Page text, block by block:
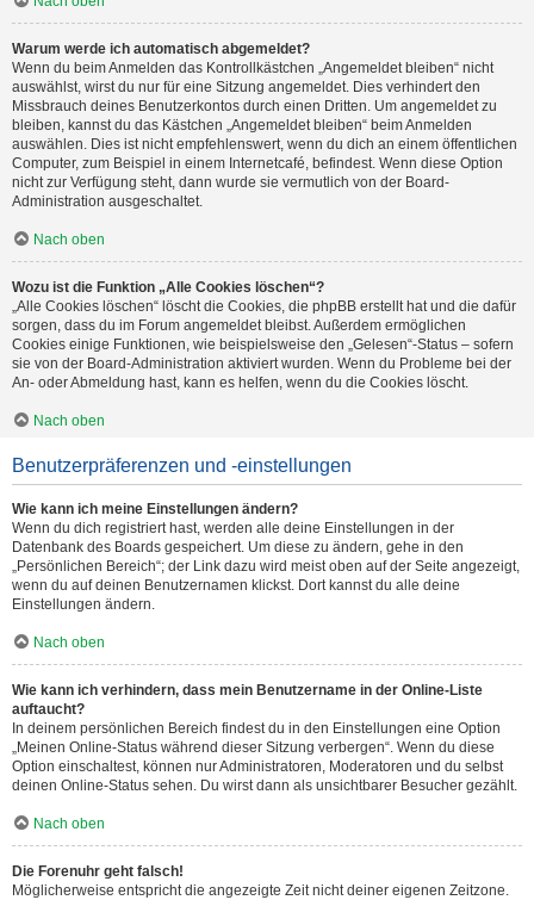
Warum werde ich automatisch abgemeldet?
Wenn du beim Anmelden das Kontrollkästchen „Angemeldet bleiben“ nicht
auswählst, wirst du nur für eine Sitzung angemeldet. Dies verhindert den
Missbrauch deines Benutzerkontos durch einen Dritten. Um angemeldet zu
bleiben, kannst du das Kästchen „Angemeldet bleiben“ beim Anmelden
auswählen. Dies ist nicht empfehlenswert, wenn du dich an einem öffentlichen
Computer, zum Beispiel in einem Internetcafé, befindest. Wenn diese Option
nicht zur Verfügung steht, dann wurde sie vermutlich von der Board-
Administration ausgeschaltet.
Nach oben
Wozu ist die Funktion „Alle Cookies löschen“?
„Alle Cookies löschen“ löscht die Cookies, die phpBB erstellt hat und die dafür
sorgen, dass du im Forum angemeldet bleibst. Außerdem ermöglichen
Cookies einige Funktionen, wie beispielsweise den „Gelesen“-Status – sofern
sie von der Board-Administration aktiviert wurden. Wenn du Probleme bei der
An- oder Abmeldung hast, kann es helfen, wenn du die Cookies löscht.
Nach oben
Benutzerpräferenzen und -einstellungen
Wie kann ich meine Einstellungen ändern?
Wenn du dich registriert hast, werden alle deine Einstellungen in der
Datenbank des Boards gespeichert. Um diese zu ändern, gehe in den
„Persönlichen Bereich“; der Link dazu wird meist oben auf der Seite angezeigt,
wenn du auf deinen Benutzernamen klickst. Dort kannst du alle deine
Einstellungen ändern.
Nach oben
Wie kann ich verhindern, dass mein Benutzername in der Online-Liste
auftaucht?
In deinem persönlichen Bereich findest du in den Einstellungen eine Option
„Meinen Online-Status während dieser Sitzung verbergen“. Wenn du diese
Option einschaltest, können nur Administratoren, Moderatoren und du selbst
deinen Online-Status sehen. Du wirst dann als unsichtbarer Besucher gezählt.
Nach oben
Die Forenuhr geht falsch!
Möglicherweise entspricht die angezeigte Zeit nicht deiner eigenen Zeitzone.